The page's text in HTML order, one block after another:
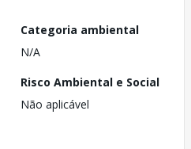
Categoria ambiental
N/A
Risco Ambiental e Social
Não aplicável